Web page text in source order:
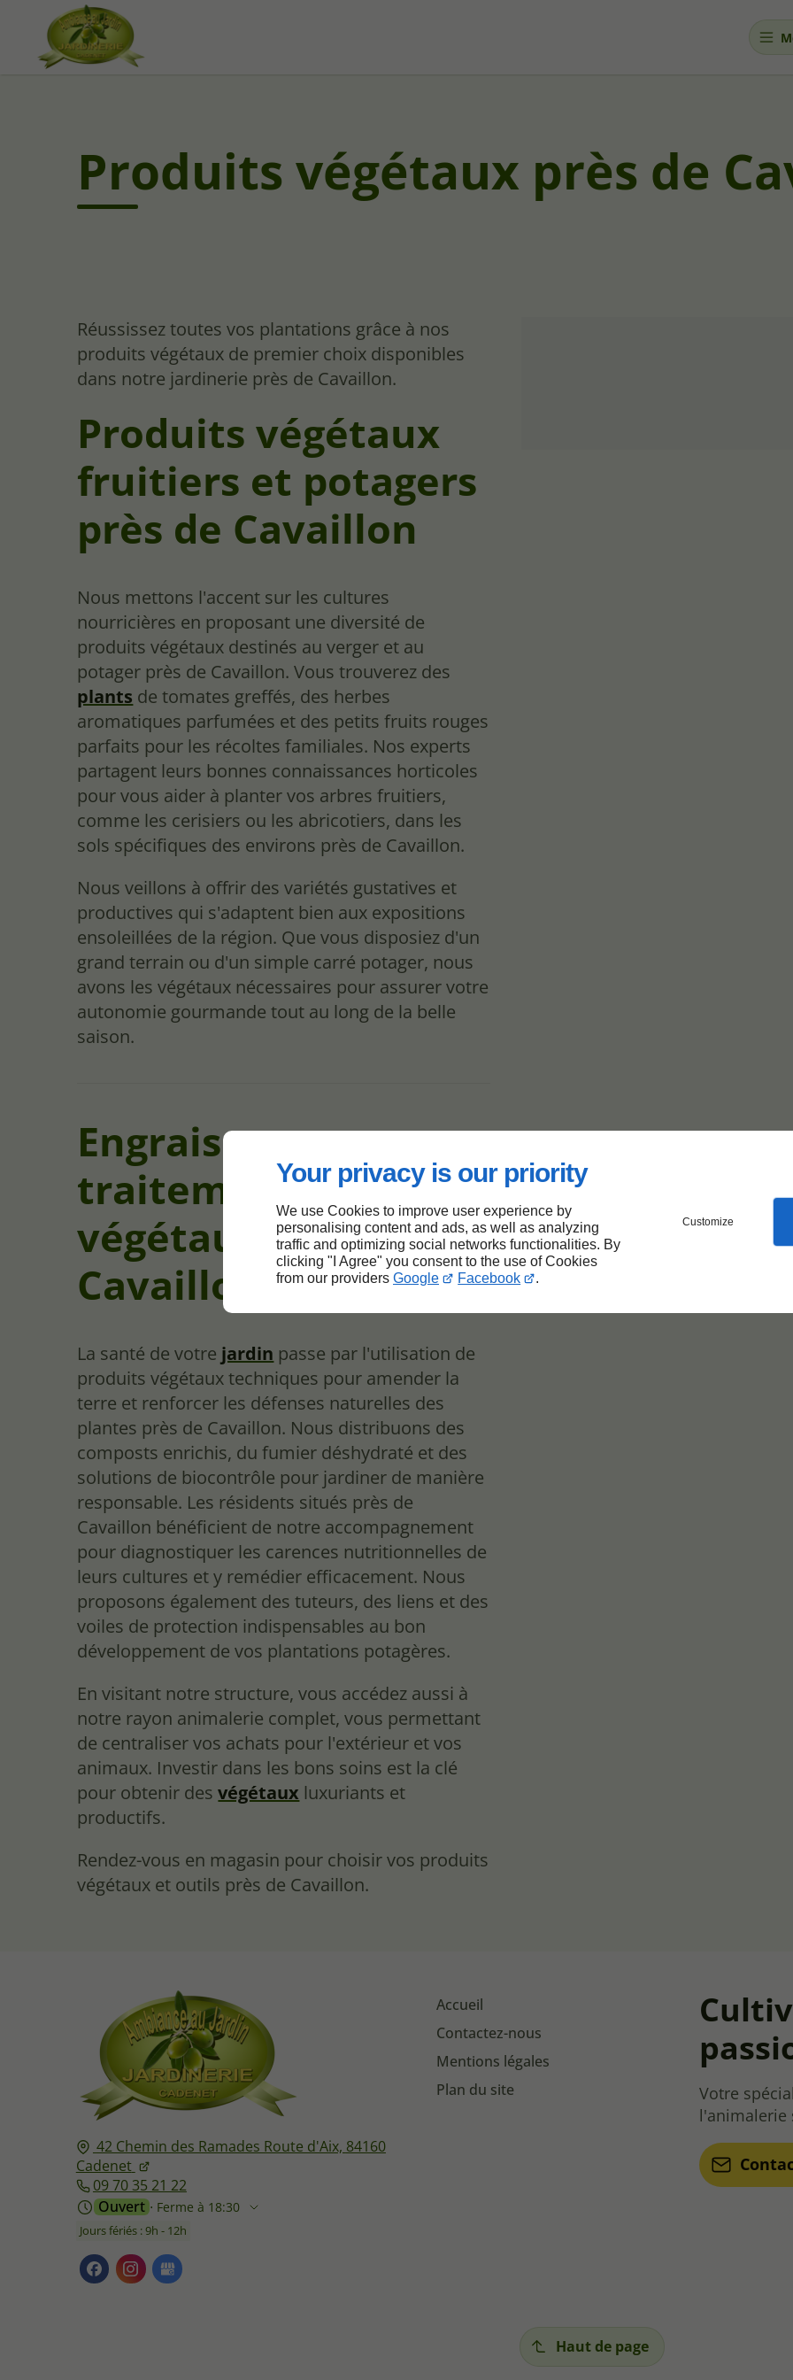
Your privacy is our priority
We use Cookies to improve user experience by
personalising content and ads, as well as analyzing
traffic and optimizing social networks functionalities. By
clicking "I Agree" you consent to the use of Cookies
from our providers Google Facebook .
Customize
Produits végétaux près de
Réussissez toutes vos plantations grâce à nos
produits végétaux de premier choix disponibles
dans notre jardinerie près de Cavaillon.
Produits végétaux
fruitiers et potagers
près de Cavaillon
Nous mettons l'accent sur les cultures
nourricières en proposant une diversité de
produits végétaux destinés au verger et au
potager près de Cavaillon. Vous trouverez des
plants de tomates greffés, des herbes
aromatiques parfumées et des petits fruits rouges
parfaits pour les récoltes familiales. Nos experts
partagent leurs bonnes connaissances horticoles
pour vous aider à planter vos arbres fruitiers,
comme les cerisiers ou les abricotiers, dans les
sols spécifiques des environs près de Cavaillon.
Nous veillons à offrir des variétés gustatives et
productives qui s'adaptent bien aux expositions
ensoleillées de la région. Que vous disposiez d'un
grand terrain ou d'un simple carré potager, nous
avons les végétaux nécessaires pour assurer votre
autonomie gourmande tout au long de la belle
saison.
Engrais et
traitement des
végétaux près de
Cavaillon
La santé de votre jardin passe par l'utilisation de
produits végétaux techniques pour amender la
terre et renforcer les défenses naturelles des
plantes près de Cavaillon. Nous distribuons des
composts enrichis, du fumier déshydraté et des
solutions de biocontrôle pour jardiner de manière
responsable. Les résidents situés près de
Cavaillon bénéficient de notre accompagnement
pour diagnostiquer les carences nutritionnelles de
leurs cultures et y remédier efficacement. Nous
proposons également des tuteurs, des liens et des
voiles de protection indispensables au bon
développement de vos plantations potagères.
En visitant notre structure, vous accédez aussi à
notre rayon animalerie complet, vous permettant
de centraliser vos achats pour l'extérieur et vos
animaux. Investir dans les bons soins est la clé
pour obtenir desvégétaux luxuriants et
productifs.
Rendez-vous en magasin pour choisir vos produits
végétaux et outils près de Cavaillon.
42 Chemin des Ramades Route d'Aix, 84160
Cadenet
09 70 35 21 22
Ouvert ⋅ Ferme à 18:30
Jours fériés : 9h - 12h
Accueil
Contactez-nous
Mentions légales
Plan du site
Votre
l'animalerie
Haut de page